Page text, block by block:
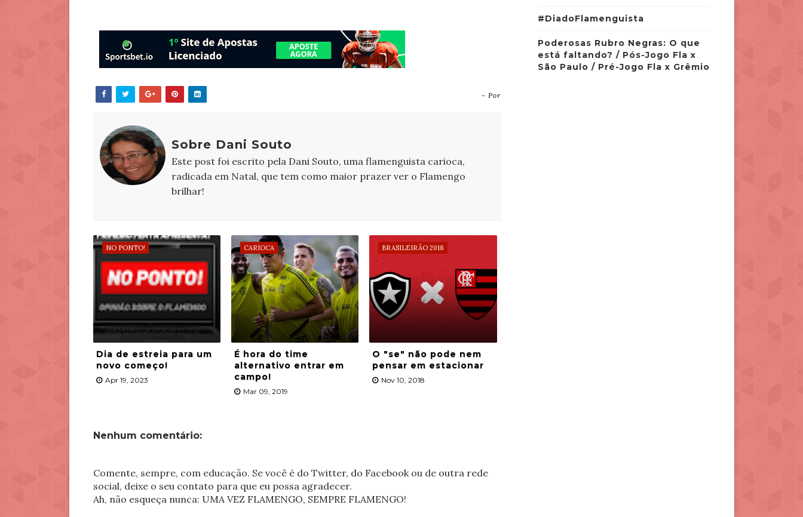
- Por
Sobre Dani Souto
Este post foi escrito pela Dani Souto, uma flamenguista carioca,
radicada em Natal, que tem como maior prazer ver o Flamengo
brilhar!
NO PONTO!
Dia de estreia para um
novo começo!
Apr 19, 2023
CARIOCA
É hora do time
alternativo entrar em
campo!
Mar 09, 2019
BRASILEIRÃO 2018
O "se" não pode nem
pensar em estacionar
Nov 10, 2018
Nenhum comentário:
Comente, sempre, com educação. Se você é do Twitter, do Facebook ou de outra rede
social, deixe o seu contato para que eu possa agradecer.
Ah, não esqueça nunca: UMA VEZ FLAMENGO, SEMPRE FLAMENGO!
#DiadoFlamenguista
Poderosas Rubro Negras: O que
está faltando? / Pós-Jogo Fla x
São Paulo / Pré-Jogo Fla x Grêmio